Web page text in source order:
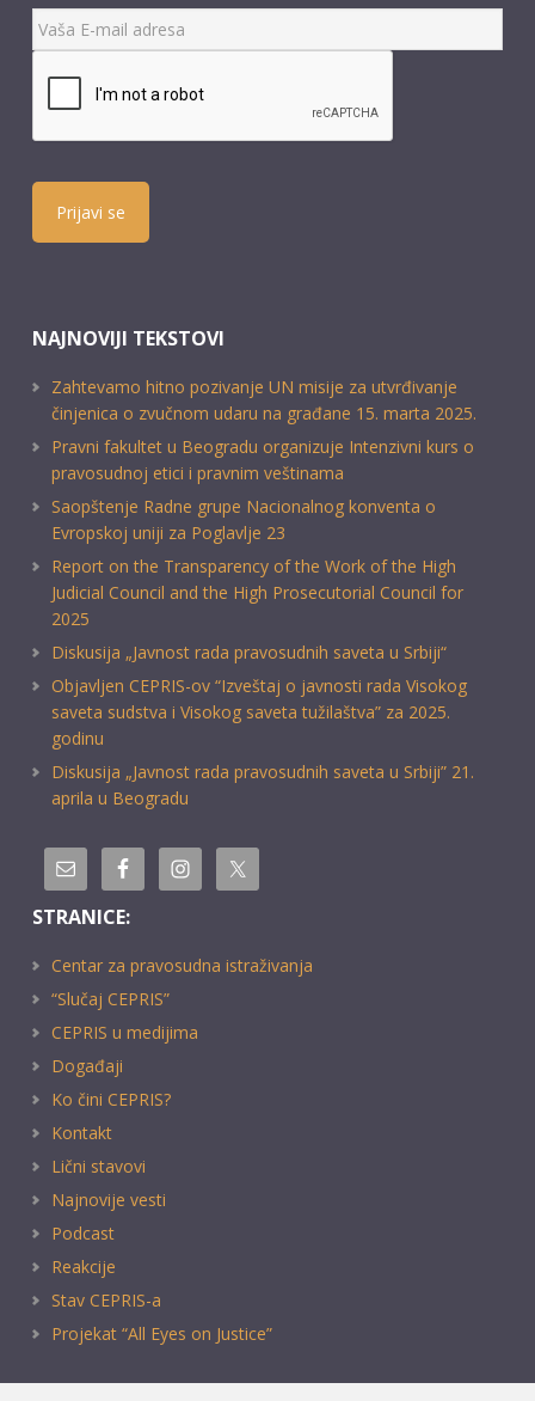
Prijavi se
NAJNOVIJI TEKSTOVI
Zahtevamo hitno pozivanje UN misije za utvrđivanje
činjenica o zvučnom udaru na građane 15. marta 2025.
Pravni fakultet u Beogradu organizuje Intenzivni kurs o
pravosudnoj etici i pravnim veštinama
Saopštenje Radne grupe Nacionalnog konventa o
Evropskoj uniji za Poglavlje 23
Report on the Transparency of the Work of the High
Judicial Council and the High Prosecutorial Council for
2025
Diskusija „Javnost rada pravosudnih saveta u Srbiji“
Objavljen CEPRIS-ov “Izveštaj o javnosti rada Visokog
saveta sudstva i Visokog saveta tužilaštva” za 2025.
godinu
Diskusija „Javnost rada pravosudnih saveta u Srbiji” 21.
aprila u Beogradu
STRANICE:
Centar za pravosudna istraživanja
“Slučaj CEPRIS”
CEPRIS u medijima
Događaji
Ko čini CEPRIS?
Kontakt
Lični stavovi
Najnovije vesti
Podcast
Reakcije
Stav CEPRIS-a
Projekat “All Eyes on Justice”